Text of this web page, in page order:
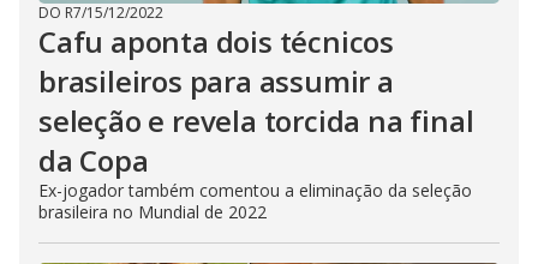
DO R7/15/12/2022
Cafu aponta dois técnicos
brasileiros para assumir a
seleção e revela torcida na final
da Copa
Ex-jogador também comentou a eliminação da seleção
brasileira no Mundial de 2022